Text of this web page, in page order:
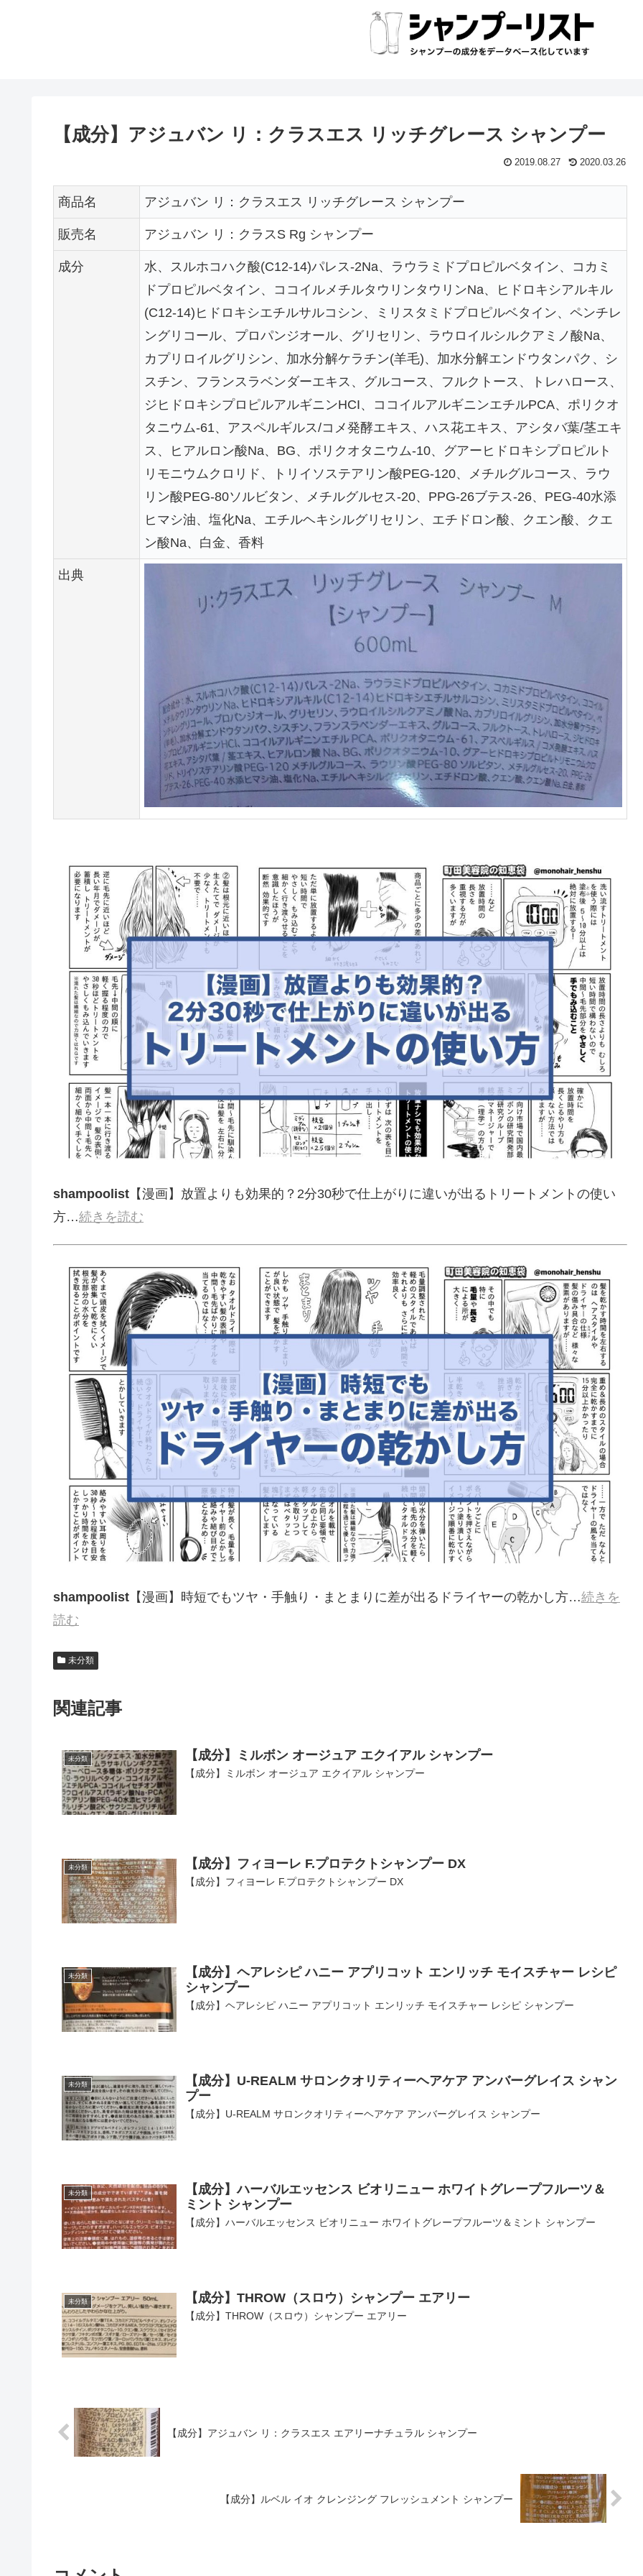
【成分】アジュバン リ：クラスエス リッチグレース シャンプー
2020.03.26
2019.08.27
商品名 アジュバン リ：クラスエス リッチグレース シャンプー
販売名 アジュバン リ：クラスS Rg シャンプー
成分
水、スルホコハク酸(C12-14)パレス-2Na、ラウラミドプロピルベタイン、コカミ
ドプロピルベタイン、ココイルメチルタウリンタウリンNa、ヒドロキシアルキル
(C12-14)ヒドロキシエチルサルコシン、ミリスタミドプロピルベタイン、ペンチレ
ングリコール、プロパンジオール、グリセリン、ラウロイルシルクアミノ酸Na、
カプリロイルグリシン、加水分解ケラチン(羊毛)、加水分解エンドウタンパク、シ
スチン、フランスラベンダーエキス、グルコース、フルクトース、トレハロース、
ジヒドロキシプロピルアルギニンHCI、ココイルアルギニンエチルPCA、ポリクオ
タニウム-61、アスペルギルス/コメ発酵エキス、ハス花エキス、アシタバ葉/茎エキ
ス、ヒアルロン酸Na、BG、ポリクオタニウム-10、グアーヒドロキシプロピルト
リモニウムクロリド、トリイソステアリン酸PEG-120、メチルグルコース、ラウ
リン酸PEG-80ソルビタン、メチルグルセス-20、PPG-26ブテス-26、PEG-40水添
ヒマシ油、塩化Na、エチルヘキシルグリセリン、エチドロン酸、クエン酸、クエ
ン酸Na、白金、香料
出典
shampoolist 【漫画】放置よりも効果的？2分30秒で仕上がりに違いが出るトリートメントの使い
方…続きを読む
shampoolist 【漫画】時短でもツヤ・手触り・まとまりに差が出るドライヤーの乾かし方…続きを
読む
未分類
関連記事
未分類 【成分】ミルボン オージュア エクイアル シャンプー
【成分】ミルボン オージュア エクイアル シャンプー
未分類 【成分】フィヨーレ F.プロテクトシャンプー DX
【成分】フィヨーレ F.プロテクトシャンプー DX
未分類
【成分】ヘアレシピ ハニー アプリコット エンリッチ モイスチャー レシピ
シャンプー
【成分】ヘアレシピ ハニー アプリコット エンリッチ モイスチャー レシピ シャンプー
未分類
【成分】U-REALM サロンクオリティーヘアケア アンバーグレイス シャン
プー
【成分】U-REALM サロンクオリティーヘアケア アンバーグレイス シャンプー
未分類
【成分】ハーバルエッセンス ビオリニュー ホワイトグレープフルーツ＆
ミント シャンプー
【成分】ハーバルエッセンス ビオリニュー ホワイトグレープフルーツ＆ミント シャンプー
未分類 【成分】THROW（スロウ）シャンプー エアリー
【成分】THROW（スロウ）シャンプー エアリー
【成分】アジュバン リ：クラスエス エアリーナチュラル シャンプー
【成分】ルベル イオ クレンジング フレッシュメント シャンプー